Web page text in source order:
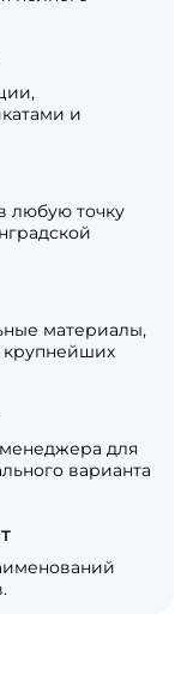
и
любую точку
материалы,
крупнейших
менеджера для
варианта